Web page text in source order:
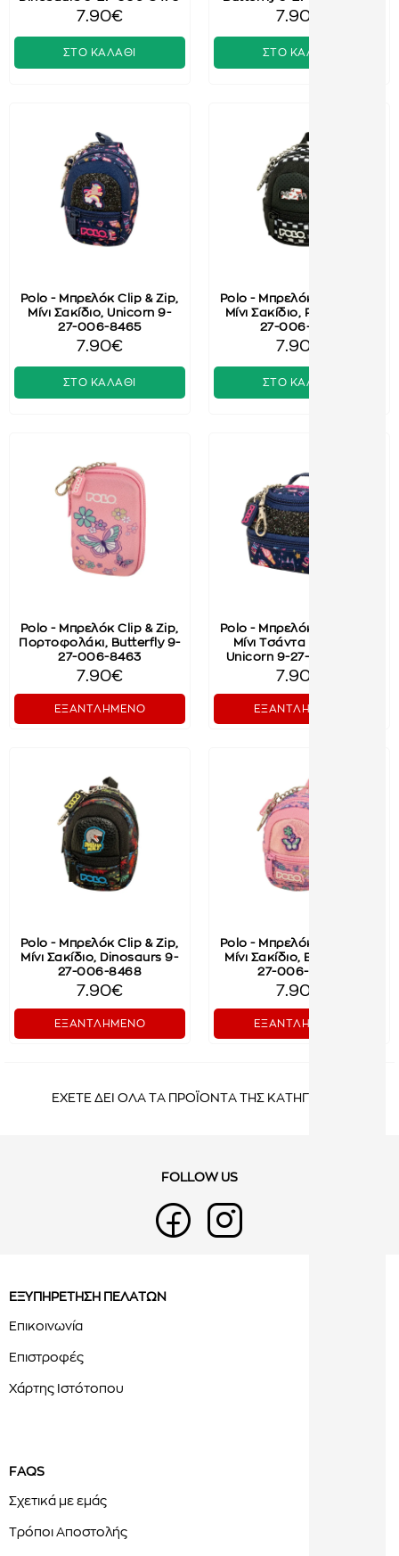
7.90€
ΣΤΟ ΚΑΛΑΘΙ
7.90€
ΣΤΟ ΚΑΛΑΘΙ
Polo - Μπρελόκ Clip & Zip,
Μίνι Σακίδιο, Unicorn 9-
27-006-8465
7.90€
ΣΤΟ ΚΑΛΑΘΙ
Polo - Μπρελόκ Clip & Zip,
Μίνι Σακίδιο, Formula 9-
27-006-8471
7.90€
ΣΤΟ ΚΑΛΑΘΙ
Polo - Μπρελόκ Clip & Zip,
Πορτοφολάκι, Butterfly 9-
27-006-8463
7.90€
ΕΞΑΝΤΛΗΜΕΝΟ
Polo - Μπρελόκ Clip & Zip,
Μίνι Τσάντα Ταξιδιού,
Unicorn 9-27-006-8467
7.90€
ΕΞΑΝΤΛΗΜΕΝΟ
Polo - Μπρελόκ Clip & Zip,
Μίνι Σακίδιο, Dinosaurs 9-
27-006-8468
7.90€
ΕΞΑΝΤΛΗΜΕΝΟ
Polo - Μπρελόκ Clip & Zip,
Μίνι Σακίδιο, Butterfly 9-
27-006-8462
7.90€
ΕΞΑΝΤΛΗΜΕΝΟ
ΕΧΕΤΕ ΔΕΙ ΟΛΑ ΤΑ ΠΡΟΪΟΝΤΑ ΤΗΣ ΚΑΤΗΓΟΡΙΑΣ
FOLLOW US
ΕΞΥΠΗΡΕΤΗΣΗ ΠΕΛΑΤΩΝ
Επικοινωνία
Επιστροφές
Χάρτης Ιστότοπου
FAQS
Σχετικά με εμάς
Τρόποι Αποστολής